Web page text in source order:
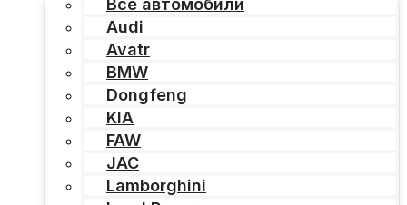
Все автомобили
Audi
Avatr
BMW
Dongfeng
KIA
FAW
JAC
Lamborghini